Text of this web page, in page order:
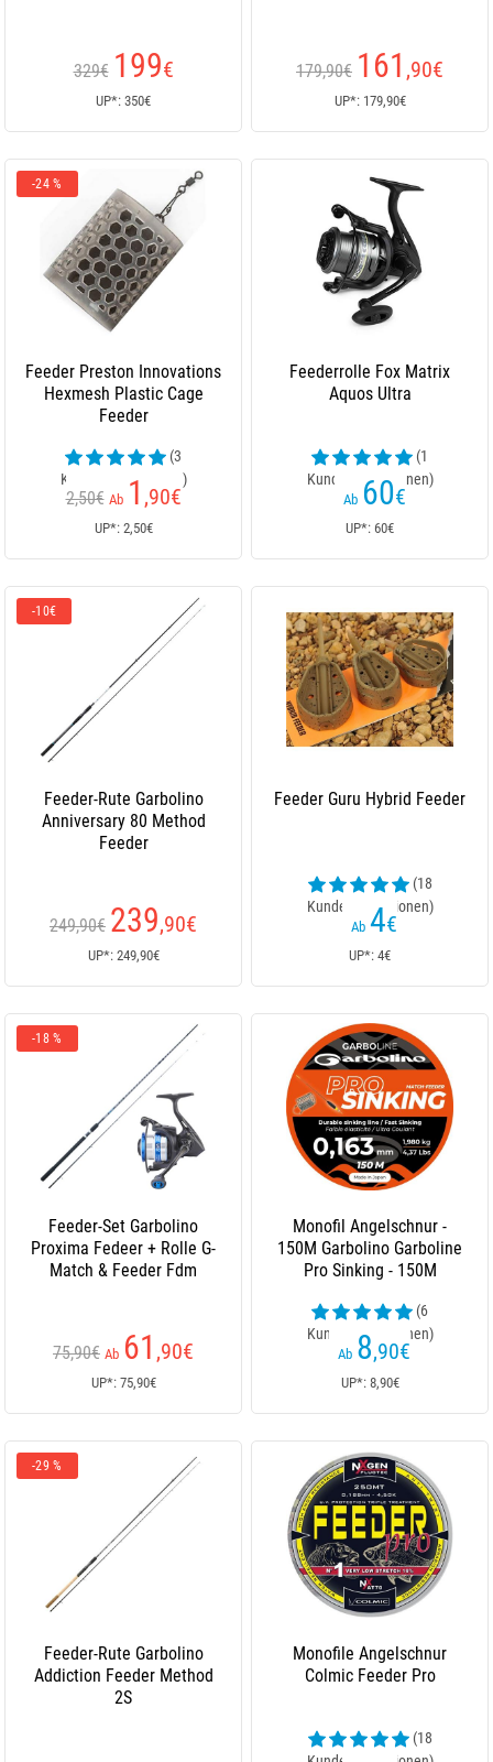
329€ 199€
UP*: 350€
179,90€ 161 ,90€
UP*: 179,90€
-24 %
Feeder Preston Innovations
Hexmesh Plastic Cage
Feeder
(3
Kundenrezensionen)
2,50€ Ab 1 ,90€
UP*: 2,50€
Feederrolle Fox Matrix
Aquos Ultra
(1
Kundenrezensionen)
Ab 60€
UP*: 60€
-10€
Feeder-Rute Garbolino
Anniversary 80 Method
Feeder
249,90€ 239,90€
UP*: 249,90€
Feeder Guru Hybrid Feeder
(18
Kundenrezensionen)
Ab 4€
UP*: 4€
-18 %
Feeder-Set Garbolino
Proxima Fedeer + Rolle G-
Match & Feeder Fdm
75,90€ Ab 61 ,90€
UP*: 75,90€
Monofil Angelschnur -
150M Garbolino Garboline
Pro Sinking - 150M
(6
Kundenrezensionen)
Ab 8,90€
UP*: 8,90€
-29 %
Feeder-Rute Garbolino
Addiction Feeder Method
2S
Monofile Angelschnur
Colmic Feeder Pro
(18